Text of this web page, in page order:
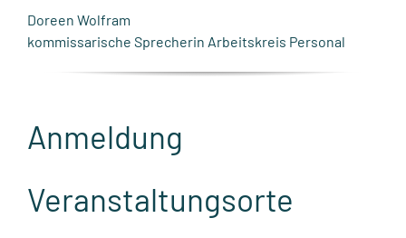
Doreen Wolfram
kommissarische Sprecherin Arbeitskreis Personal
Anmeldung
Veranstaltungsorte